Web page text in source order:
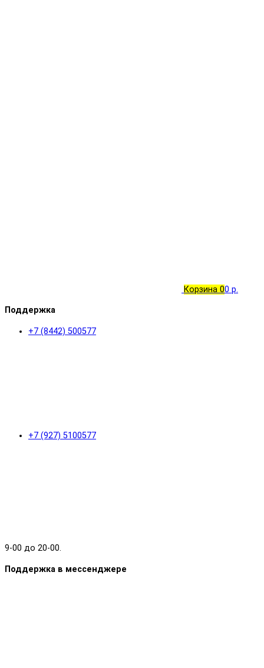
Корзина 00 р.
Поддержка
+7 (8442) 500577
+7 (927) 5100577
9-00 до 20-00.
Поддержка в мессенджере